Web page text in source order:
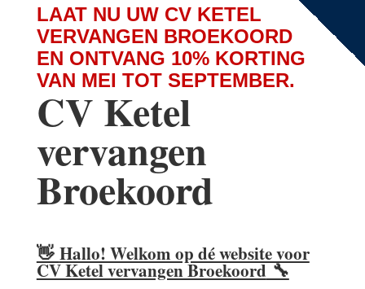
LAAT NU UW CV KETEL
VERVANGEN BROEKOORD
EN ONTVANG 10% KORTING
VAN MEI TOT SEPTEMBER.
CV Ketel
vervangen
Broekoord
👋 Hallo! Welkom op dé website voor
CV Ketel vervangen Broekoord🔧